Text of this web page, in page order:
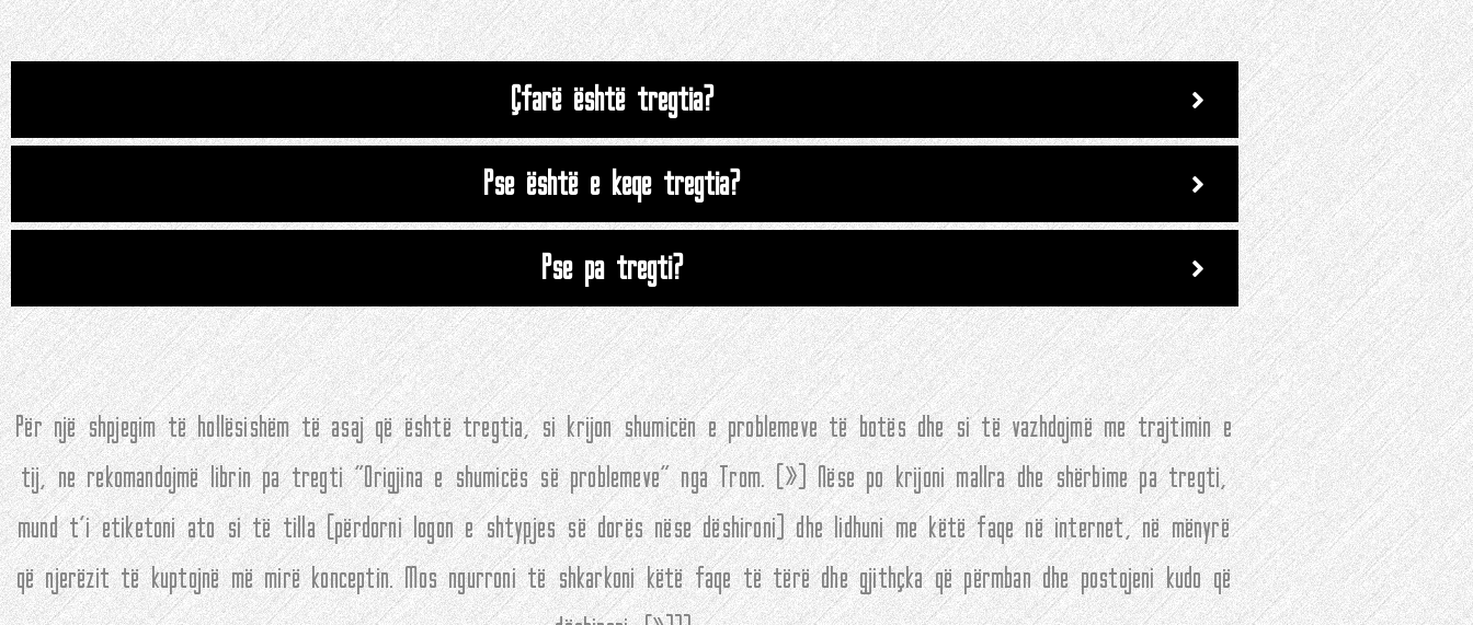
Çfarë është tregtia?
Pse është e keqe tregtia?
Pse pa tregti?
Për një shpjegim të hollësishëm të asaj që është tregtia, si krijon shumicën e problemeve të botës dhe si të vazhdojmë me trajtimin e
tij, ne rekomandojmë librin pa tregti "Origjina e shumicës së problemeve" nga Trom. (») Nëse po krijoni mallra dhe shërbime pa tregti,
mund t'i etiketoni ato si të tilla (përdorni logon e shtypjes së dorës nëse dëshironi) dhe lidhuni me këtë faqe në internet, në mënyrë
që njerëzit të kuptojnë më mirë konceptin. Mos ngurroni të shkarkoni këtë faqe të tërë dhe gjithçka që përmban dhe postojeni kudo që